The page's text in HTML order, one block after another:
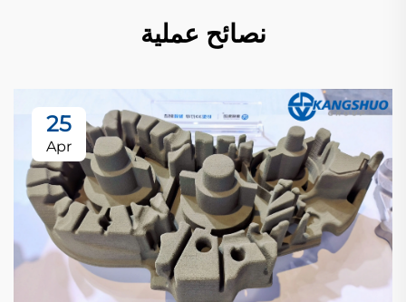
نصائح عملية
25
Apr